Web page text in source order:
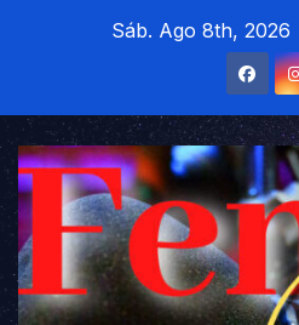
Sáb. Ago 8th, 2026